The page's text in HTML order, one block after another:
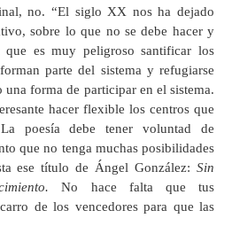
no. “El siglo XX nos ha dejado
sobre lo que no se debe hacer y
que es muy peligroso santificar los
parte del sistema y refugiarse
una forma de participar en el sistema.
hacer flexible los centros que
poesía debe tener voluntad de
que no tenga muchas posibilidades
ese título de Ángel González: Sin
No hace falta que tus
de los vencedores para que las